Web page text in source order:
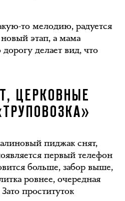
то мелодию, радуется
этап, а мама
дорогу делает вид, что
ЦЕРКОВНЫЕ
пиджак снят,
первый телефон
больше, забор выше,
ровнее, очередная
проституток